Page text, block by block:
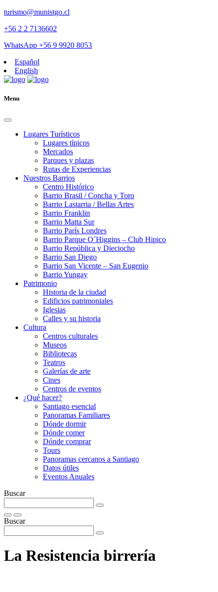
turismo@munistgo.cl
+56 2 2 7136602
WhatsApp +56 9 9920 8053
Español
English
Menu
Lugares Turísticos
Lugares tí­picos
Mercados
Parques y plazas
Rutas de Experiencias
Nuestros Barrios
Centro Histórico
Barrio Brasil / Concha y Toro
Barrio Lastarria / Bellas Artes
Barrio Franklin
Barrio Matta Sur
Barrio Parí­s Londres
Barrio Parque O´Higgins – Club Hipico
Barrio República y Dieciocho
Barrio San Diego
Barrio San Vicente – San Eugenio
Barrio Yungay
Patrimonio
Historia de la ciudad
Edificios patrimoniales
Iglesias
Calles y su historia
Cultura
Centros culturales
Museos
Bibliotecas
Teatros
Galerí­as de arte
Cines
Centros de eventos
¿Qué hacer?
Santiago esencial
Panoramas Familiares
Dónde dormir
Dónde comer
Dónde comprar
Tours
Panoramas cercanos a Santiago
Datos útiles
Eventos Anuales
Buscar
Buscar
La Resistencia birrería